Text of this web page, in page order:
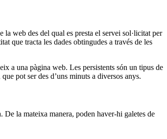
la web des del qual es presta el servei sol·licitat per
que tracta les dades obtingudes a través de les
a una pàgina web. Les persistents són un tipus de
pot ser des d’uns minuts a diversos anys.
De la mateixa manera, poden haver-hi galetes de